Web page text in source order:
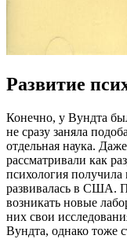
Развитие
Конечно, у Вундта
не сразу заняла
отдельная наука.
рассматривали как
психология
развивалась в США.
возникать новые
них свои
Вундта, однако тоже